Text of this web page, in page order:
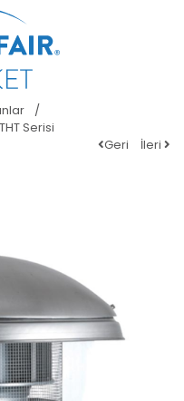
Serisi
Geri
İleri